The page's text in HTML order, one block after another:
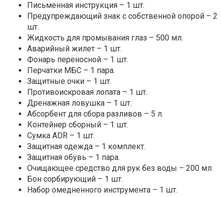
Письменная инструкция – 1 шт.
Предупреждающий знак с собственной опорой – 2
шт.
Жидкость для промывания глаз – 500 мл.
Аварийный жилет – 1 шт.
Фонарь переносной – 1 шт.
Перчатки МБС – 1 пара.
Защитные очки – 1 шт.
Противоискровая лопата – 1 шт.
Дренажная ловушка – 1 шт.
Абсорбент для сбора разливов – 5 л.
Контейнер сборный – 1 шт.
Сумка ADR – 1 шт.
Защитная одежда – 1 комплект.
Защитная обувь – 1 пара.
Очищающее средство для рук без воды – 200 мл.
Бон сорбирующий – 1 шт.
Набор омедненного инструмента – 1 шт.